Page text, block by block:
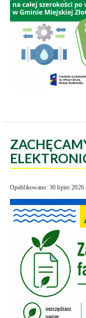
Opublikowano: 30 lipiec 2026